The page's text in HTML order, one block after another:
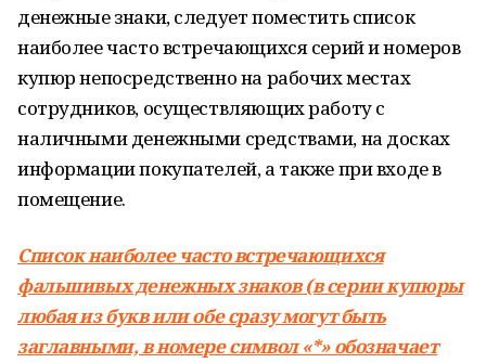
денежные знаки, следует поместить список
наиболее часто встречающихся серий и номеров
купюр непосредственно на рабочих местах
сотрудников, осуществляющих работу с
наличными денежными средствами, на досках
информации покупателей, а также при входе в
помещение.
Список наиболее часто встречающихся
фальшивых денежных знаков (в серии купюры
любая из букв или обе сразу могут быть
заглавными, в номере символ «*» обозначает